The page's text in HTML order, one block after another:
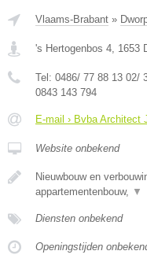
Vlaams-Brabant »
's Hertogenbos 4, 1653
Tel: 0486/ 77 88 13 02/
0843 143 794
E-mail › Bvba Architect
Website onbekend
Nieuwbouw en
appartementenbouw, ▼
Diensten onbekend
Openingstijden